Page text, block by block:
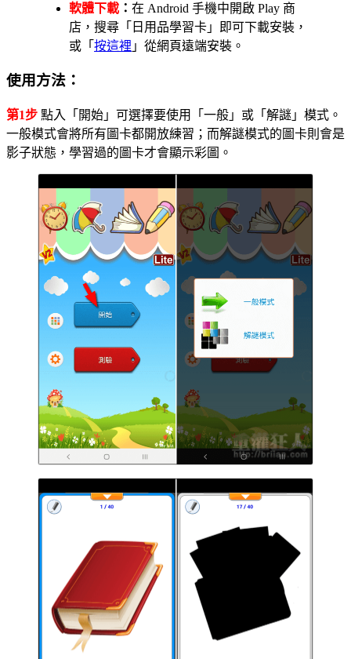
軟體下載 ： 在 Android 手機中開啟 Play 商
店，搜尋「日用品學習卡」即可下載安裝，
或「 按這裡 」從網頁遠端安裝。
使用方法：
第1步 點入「開始」可選擇要使用「一般」或「解謎」模式。
一般模式會將所有圖卡都開放練習；而解謎模式的圖卡則會是
影子狀態，學習過的圖卡才會顯示彩圖。